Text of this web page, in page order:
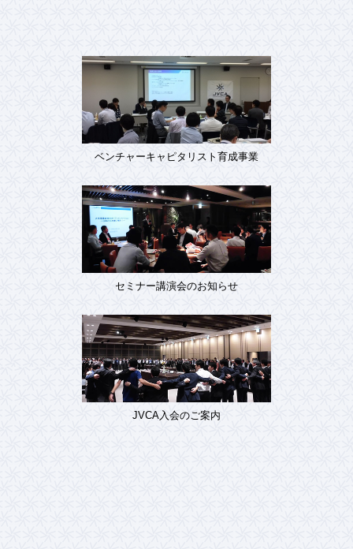
ベンチャーキャピタリスト育成事業
セミナー講演会のお知らせ
JVCA入会のご案内